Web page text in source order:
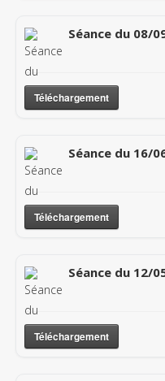
Séance du 08/
Téléchargement
Séance du 16/
Téléchargement
Séance du 12/
Téléchargement